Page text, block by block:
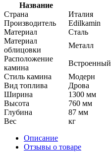
Название
Страна
Италия
Производитель
Edilkamin
Материал
Сталь
Материал
облицовки
Металл
Расположение
камина
Встроенный
Стиль камина
Модерн
Вид топлива
Дрова
Ширина
1300 мм
Высота
760 мм
Глубина
87 мм
Вес
кг
Описание
Отзывы о товаре